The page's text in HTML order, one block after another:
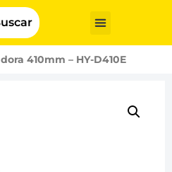
410mm – HY-D410E